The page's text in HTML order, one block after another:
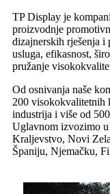
TP Display je
proizvodnje
dizajnerskih rješenja i
usluga, efikasnost,
pružanje
Od osnivanja naše
200 visokokvalitetnih
industrija i više od
Uglavnom izvozimo
Kraljevstvo, Novi
Španiju, Njemačku,